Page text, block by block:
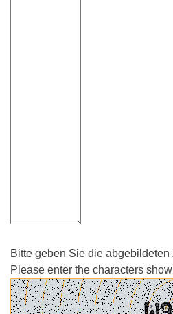
Bitte geben Sie die abgebildeten
Please enter the characters